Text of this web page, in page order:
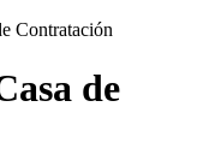
Contratación
de